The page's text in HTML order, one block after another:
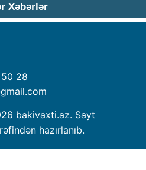
Xəbərlər
28
gmail.com
bakivaxti.az. Sayt
hazırlanıb.